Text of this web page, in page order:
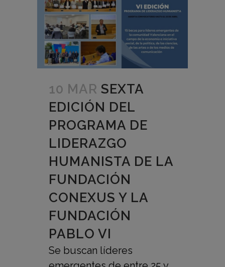
10 MAR SEXTA
EDICIÓN DEL
PROGRAMA DE
LIDERAZGO
HUMANISTA DE LA
FUNDACIÓN
CONEXUS Y LA
FUNDACIÓN
PABLO VI
Se buscan líderes